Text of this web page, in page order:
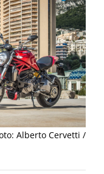
Alberto Cervetti /